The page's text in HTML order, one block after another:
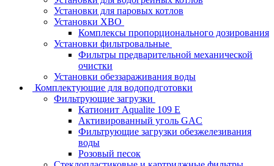
Установки для паровых котлов
Установки ХВО
Комплексы пропорционального дозирования
Установки фильтровальные
Фильтры предварительной механической
очистки
Установки обеззараживания воды
Комплектующие для водоподготовки
Фильтрующие загрузки
Катионит Aqualite 109 E
Активированный уголь GAC
Фильтрующие загрузки обезжелезивания
воды
Розовый песок